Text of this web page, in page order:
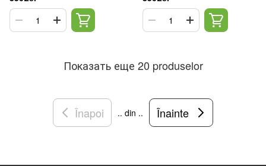
Показать еще 20 produselor
Înapoi .. din .. Înainte